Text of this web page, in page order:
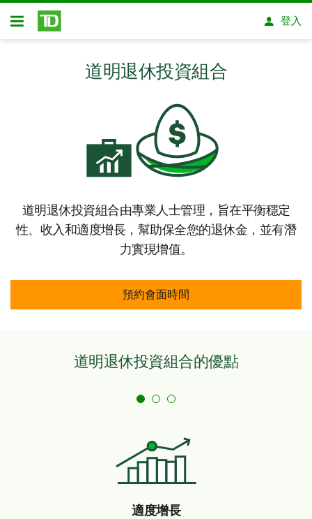
略過進入主要內容
開放式房屋貸款
登入
道明退休投資組合
道明退休投資組合由專業人士管理，旨在平衡穩定
性、收入和適度增長，幫助保全您的退休金，並有潛
力實現增值。
預約會面時間
道明退休投資組合的優點
適度增長